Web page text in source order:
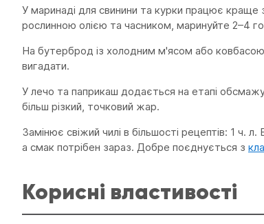
У маринаді для свинини та курки працює краще
рослинною олією та часником, маринуйте 2–4
На бутерброд із холодним м'ясом або ковбасою
вигадати.
У лечо та паприкаш додається на етапі
більш різкий, точковий жар.
Замінює свіжий чилі в більшості рецептів: 1 ч.
а смак потрібен зараз. Добре поєднується з
Корисні властивості